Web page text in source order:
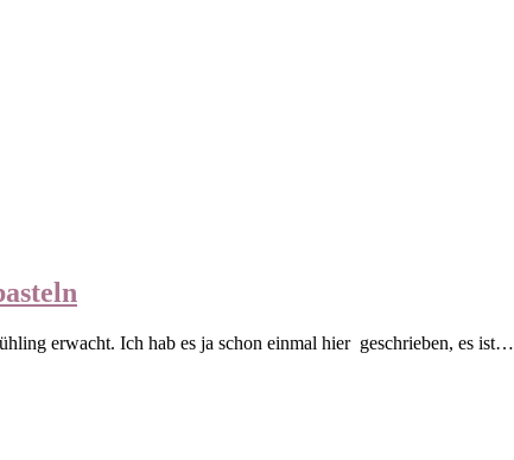
erwacht. Ich hab es ja schon einmal hier geschrieben, es ist…